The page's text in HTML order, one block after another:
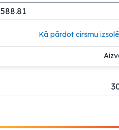
588.81
Kā pārdot cirsmu izsolē